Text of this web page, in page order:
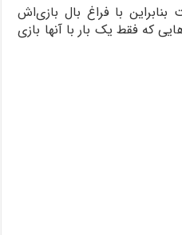
با فراغ بال بازی‌اش
که فقط یک بار با آنها بازی